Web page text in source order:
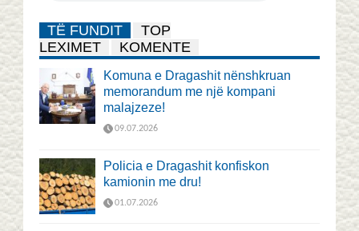
TË FUNDIT
TOP
LEXIMET
KOMENTE
Komuna e Dragashit nënshkruan
memorandum me një kompani
malajzeze!
09.07.2026
Policia e Dragashit konfiskon
kamionin me dru!
01.07.2026